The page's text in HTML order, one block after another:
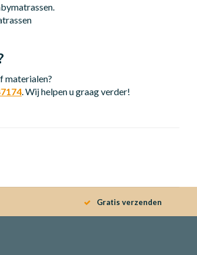
materialen?
. Wij helpen u graag verder!
Gratis verzenden